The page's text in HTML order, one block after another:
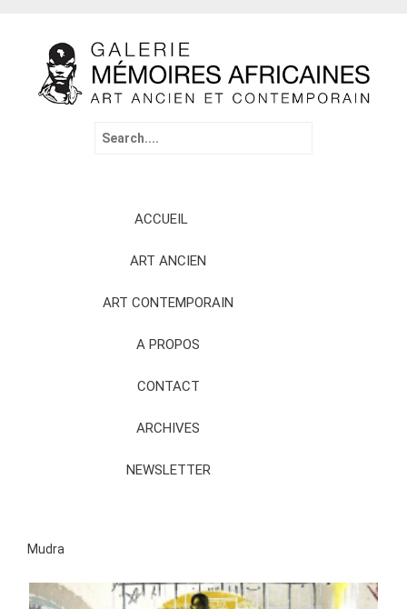
Search
ACCUEIL
ART ANCIEN
ART CONTEMPORAIN
A PROPOS
CONTACT
ARCHIVES
NEWSLETTER
Mudra